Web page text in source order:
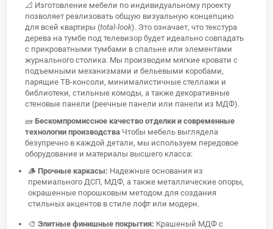
📐 Изготовление мебели по индивидуальному проекту
позволяет реализовать общую визуальную концепцию
для всей квартиры (total-look). Это означает, что текстура
дерева на тумбе под телевизор будет идеально совпадать
с прикроватными тумбами в спальне или элементами
журнального столика. Мы производим мягкие кровати с
подъемными механизмами и бельевыми коробами,
парящие ТВ-консоли, минималистичные стеллажи и
библиотеки, стильные комоды, а также декоративные
стеновые панели (реечные панели или панели из МДФ).
🧱 Бескомпромиссное качество отделки и современные
технологии производства Чтобы мебель выглядела
безупречно в каждой детали, мы используем передовое
оборудование и материалы высшего класса:
🪵 Прочные каркасы: Надежные основания из
премиального ДСП, МДФ, а также металлические опоры,
окрашенные порошковым методом для создания
стильных акцентов в стиле лофт или модерн.
🎨 Элитные финишные покрытия: Крашеный МДФ с